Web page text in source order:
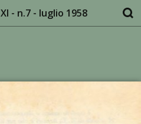
- n.7 - luglio 1958